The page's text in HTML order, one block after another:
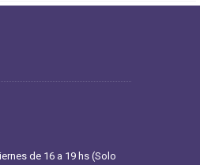
de 16 a 19 hs (Solo